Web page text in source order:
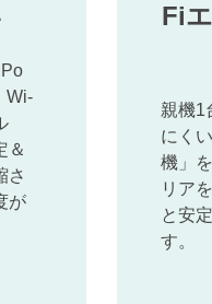
Wi-
＆
さ
が
Fi
親機1
にく
機」
リア
と安
す。